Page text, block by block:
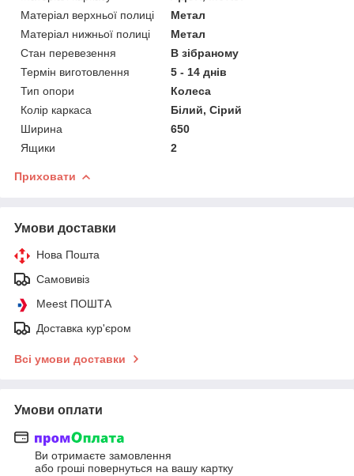
Матеріал верхньої полиці
Метал
Матеріал нижньої полиці
Метал
Стан перевезення
В зібраному
Термін виготовлення
5 - 14 днів
Тип опори
Колеса
Колір каркаса
Білий, Сірий
Ширина
650
Ящики
2
Приховати
Умови доставки
Нова Пошта
Самовивіз
Meest ПОШТА
Доставка кур'єром
Всі умови доставки
Умови оплати
Ви отримаєте замовлення
або гроші повернуться на вашу картку